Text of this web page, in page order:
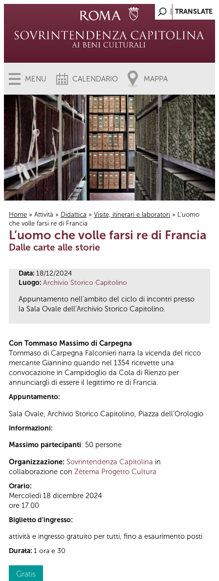
MENU CALENDARIO MAPPA
Tu sei qui
Home » Attività » Didattica » Visite, itinerari e laboratori » L’uomo
che volle farsi re di Francia
L’uomo che volle farsi re di Francia
Dalle carte alle storie
Data: 18/12/2024
Luogo: Archivio Storico Capitolino
Appuntamento nell'ambito del ciclo di incontri presso
la Sala Ovale dell’Archivio Storico Capitolino.
Con Tommaso Massimo di Carpegna
Tommaso di Carpegna Falconieri narra la vicenda del ricco
mercante Giannino quando nel 1354 ricevette una
convocazione in Campidoglio da Cola di Rienzo per
annunciargli di essere il legittimo re di Francia.
Appuntamento:
Sala Ovale, Archivio Storico Capitolino, Piazza dell’Orologio
Informazioni:
Massimo partecipanti: 50 persone
Organizzazione: Sovrintendenza Capitolina in
collaborazione con Zètema Progetto Cultura
Orario:
Mercoledì 18 dicembre 2024
ore 17.00
Biglietto d'ingresso:
attività e ingresso gratuito per tutti, fino a esaurimento posti
Durata: 1 ora e 30
Gratis